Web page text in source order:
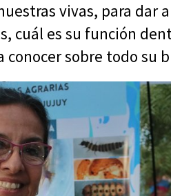
vivas, para dar
cuál es su función
conocer sobre todo su